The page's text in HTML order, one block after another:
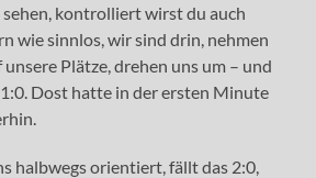
kontrolliert wirst du auch
wie sinnlos, wir sind drin, nehmen
Plätze, drehen uns um – und
Dost hatte in der ersten Minute
halbwegs orientiert, fällt das 2:0,